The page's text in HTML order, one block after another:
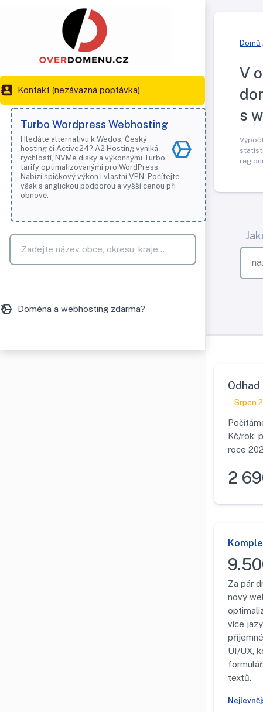
Kontakt (nezávazná poptávka)
Turbo Wordpress Webhosting
Hledáte alternativu k Wedos, Český
hosting či Active24? A2 Hosting vyniká
rychlostí, NVMe disky a výkonnými Turbo
tarify optimalizovanými pro WordPress.
Nabízí špičkový výkon i vlastní VPN. Počítejte
však s anglickou podporou a vyšší cenou při
obnově.
Doména a webhosting zdarma?
Domů
V
s
Srpen
Kč/rok,
roce
2
Za pár
nový
více
UI/UX,
textů.